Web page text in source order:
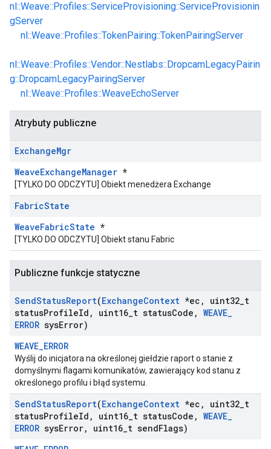
nl::Weave::Profiles::ServiceProvisioning::ServiceProvisionin
gServer
nl::Weave::Profiles::TokenPairing::TokenPairingServer
nl::Weave::Profiles::Vendor::Nestlabs::DropcamLegacyPairin
g::DropcamLegacyPairingServer
nl::Weave::Profiles::WeaveEchoServer
Atrybuty publiczne
ExchangeMgr
WeaveExchangeManager *
[TYLKO DO ODCZYTU] Obiekt menedżera Exchange
FabricState
WeaveFabricState *
[TYLKO DO ODCZYTU] Obiekt stanu Fabric
Publiczne funkcje statyczne
SendStatusReport(ExchangeContext *ec , uint32 t
statusProfileId , uint16 t statusCode , WEAVE_
ERROR sysError)
WEAVE_ERROR
Wyślij do inicjatora na określonej giełdzie raport o stanie z
domyślnymi flagami komunikatów, zawierający kod stanu z
określonego profilu i błąd systemu.
SendStatusReport(ExchangeContext *ec , uint32 t
statusProfileId , uint16 t statusCode , WEAVE_
ERROR sysError, uint16 t sendFlags)